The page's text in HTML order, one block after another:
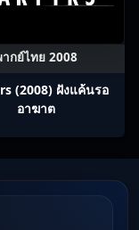
กย์ไทย 2008
(2008) ฝังแค้นรอ
อาฆาต